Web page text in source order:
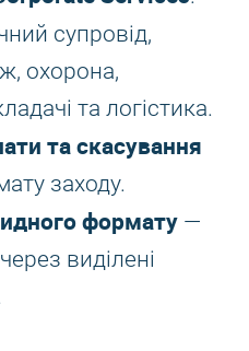
супровід,
охорона,
та логістика.
та скасування
заходу.
формату —
виділені